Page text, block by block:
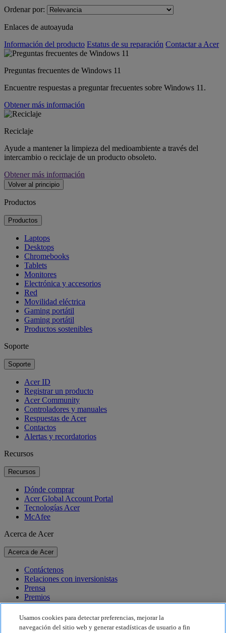
Ordenar por:
Enlaces de autoayuda
Información del producto Estatus de su reparación Contactar a Acer
Preguntas frecuentes de Windows 11
Encuentre respuestas a preguntar frecuentes sobre Windows 11.
Obtener más información
Reciclaje
Ayude a mantener la limpieza del medioambiente a través del
intercambio o reciclaje de un producto obsoleto.
Obtener más información
Volver al principio
Productos
Productos
Laptops
Desktops
Chromebooks
Tablets
Monitores
Electrónica y accesorios
Red
Movilidad eléctrica
Gaming portátil
Gaming portátil
Productos sostenibles
Soporte
Soporte
Acer ID
Registrar un producto
Acer Community
Controladores y manuales
Respuestas de Acer
Contactos
Alertas y recordatorios
Recursos
Recursos
Dónde comprar
Acer Global Account Portal
Tecnologías Acer
McAfee
Acerca de Acer
Acerca de Acer
Contáctenos
Relaciones con inversionistas
Prensa
Premios
Eventos
Sostenibilidad
Usamos cookies para detectar preferencias, mejorar la
navegación del sitio web y generar estadísticas de usuario a fin